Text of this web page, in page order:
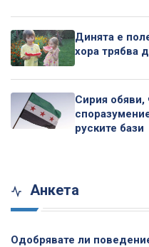
Динята е
хора трябва
Сирия обяви,
руските бази
Анкета
Одобрявате ли